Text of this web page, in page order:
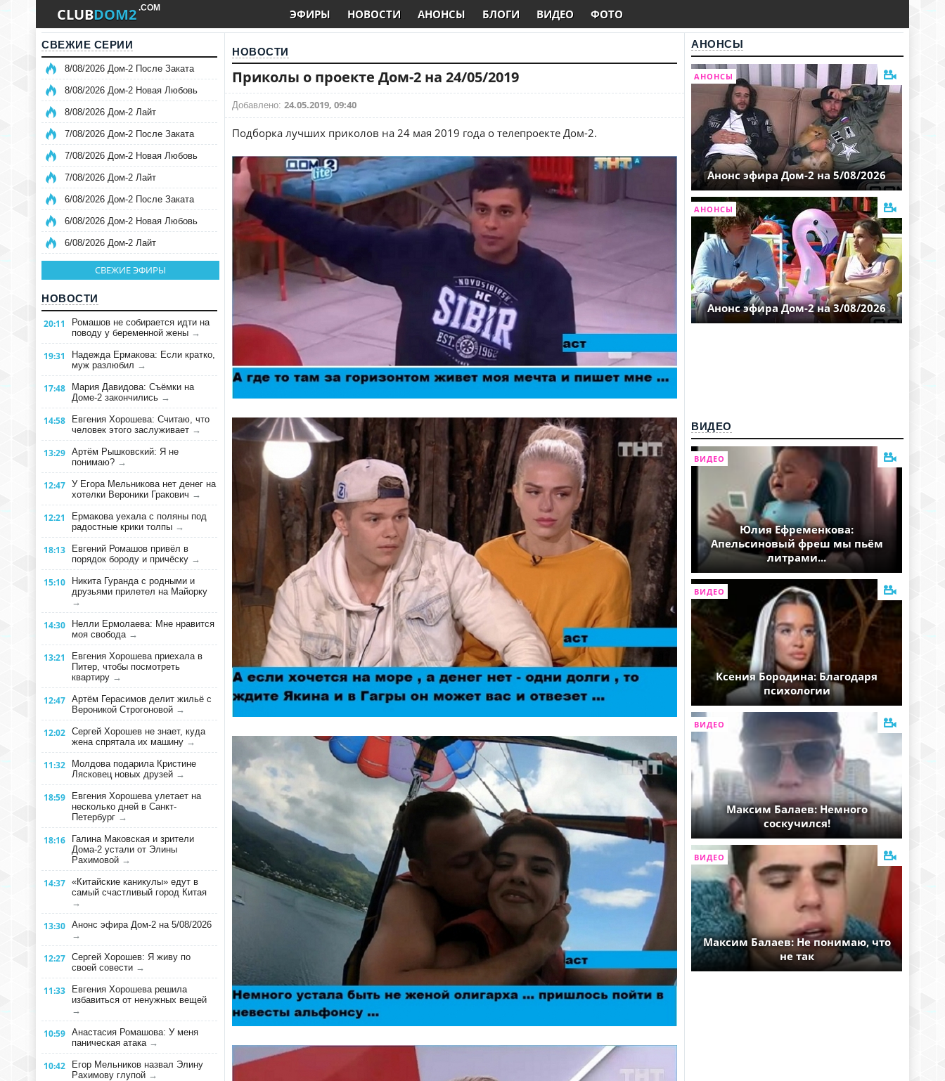
CLUBDOM2 .COM ЭФИРЫ НОВОСТИ АНОНСЫ БЛОГИ ВИДЕО ФОТО
СВЕЖИЕ СЕРИИ
8/08/2026 Дом-2 После Заката
8/08/2026 Дом-2 Новая Любовь
8/08/2026 Дом-2 Лайт
7/08/2026 Дом-2 После Заката
7/08/2026 Дом-2 Новая Любовь
7/08/2026 Дом-2 Лайт
6/08/2026 Дом-2 После Заката
6/08/2026 Дом-2 Новая Любовь
6/08/2026 Дом-2 Лайт
СВЕЖИЕ ЭФИРЫ
НОВОСТИ
20:11
Ромашов не собирается идти на
поводу у беременной жены →
19:31
Надежда Ермакова: Если кратко,
муж разлюбил →
17:48
Мария Давидова: Съёмки на
Доме-2 закончились →
14:58
Евгения Хорошева: Считаю, что
человек этого заслуживает →
13:29 Артём Рышковский: Я не
понимаю? →
12:47 У Егора Мельникова нет денег на
хотелки Вероники Гракович →
12:21
Ермакова уехала с поляны под
радостные крики толпы →
18:13
Евгений Ромашов привёл в
порядок бороду и причёску →
15:10
Никита Гуранда с родными и
друзьями прилетел на Майорку
→
14:30
Нелли Ермолаева: Мне нравится
моя свобода →
13:21
Евгения Хорошева приехала в
Питер, чтобы посмотреть
квартиру →
12:47 Артём Герасимов делит жильё с
Вероникой Строгоновой →
12:02 Сергей Хорошев не знает, куда
жена спрятала их машину →
11:32
Молдова подарила Кристине
Лясковец новых друзей →
18:59
Евгения Хорошева улетает на
несколько дней в Санкт-
Петербург →
18:16
Галина Маковская и зрители
Дома-2 устали от Элины
Рахимовой →
14:37 «Китайские каникулы» едут в
самый счастливый город Китая
→
13:30 Анонс эфира Дом-2 на 5/08/2026
→
12:27 Сергей Хорошев: Я живу по
своей совести →
11:33
Евгения Хорошева решила
избавиться от ненужных вещей
→
10:59 Анастасия Ромашова: У меня
паническая атака →
10:42
Егор Мельников назвал Элину
Рахимову глупой →
НОВОСТИ
Приколы о проекте Дом-2 на 24/05/2019
Добавлено: 24.05.2019, 09:40
Подборка лучших приколов на 24 мая 2019 года о телепроекте Дом-2.
АНОНСЫ
АНОНСЫ
Анонс эфира Дом-2 на 5/08/2026
АНОНСЫ
Анонс эфира Дом-2 на 3/08/2026
ВИДЕО
ВИДЕО
Юлия Ефременкова:
Апельсиновый фреш мы пьём
литрами...
ВИДЕО
Ксения Бородина: Благодаря
психологии
ВИДЕО
Максим Балаев: Немного
соскучился!
ВИДЕО
Максим Балаев: Не понимаю, что
не так